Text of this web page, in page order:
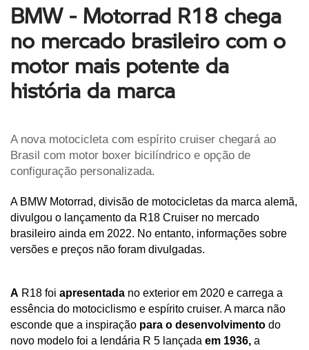
BMW - Motorrad R18 chega
no mercado brasileiro com o
motor mais potente da
história da marca
A nova motocicleta com espírito cruiser chegará ao
Brasil com motor boxer bicilíndrico e opção de
configuração personalizada.
A BMW Motorrad, divisão de motocicletas da marca alemã,
divulgou o lançamento da R18 Cruiser no mercado
brasileiro ainda em 2022. No entanto, informações sobre
versões e preços não foram divulgadas.
A R18 foi apresentada no exterior em 2020 e carrega a
essência do motociclismo e espírito cruiser. A marca não
esconde que a inspiração para o desenvolvimento do
novo modelo foi a lendária R 5 lançada em 1936, a